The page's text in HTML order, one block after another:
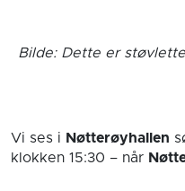
Bilde: Dette er
Vi ses i Nøtterøyhallen
klokken 15:30 – når